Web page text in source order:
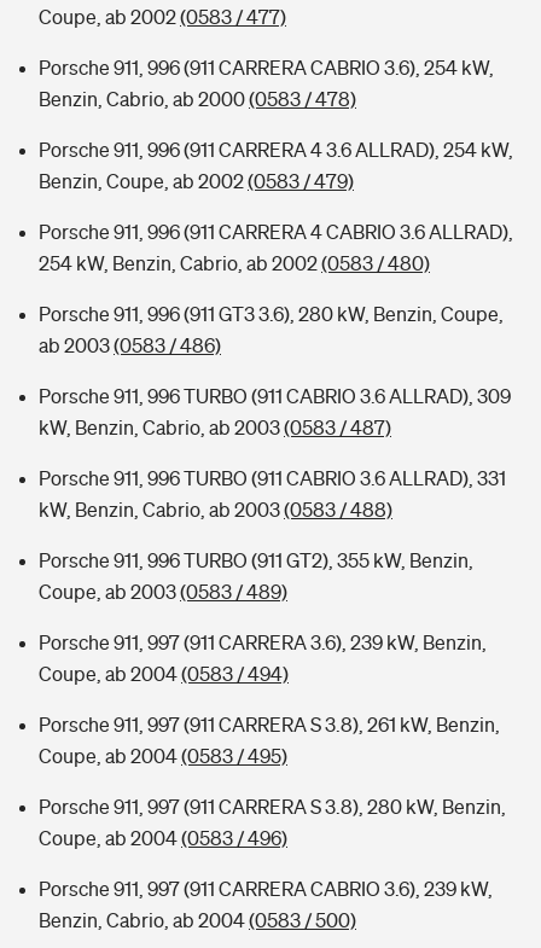
Coupe, ab 2002(0583 / 477)
Porsche 911, 996 (911 CARRERA CABRIO 3.6), 254 kW,
Benzin, Cabrio, ab 2000(0583 / 478)
Porsche 911, 996 (911 CARRERA 4 3.6 ALLRAD), 254 kW,
Benzin, Coupe, ab 2002(0583 / 479)
Porsche 911, 996 (911 CARRERA 4 CABRIO 3.6 ALLRAD),
254 kW, Benzin, Cabrio, ab 2002(0583 / 480)
Porsche 911, 996 (911 GT3 3.6), 280 kW, Benzin, Coupe,
ab 2003(0583 / 486)
Porsche 911, 996 TURBO (911 CABRIO 3.6 ALLRAD), 309
kW, Benzin, Cabrio, ab 2003(0583 / 487)
Porsche 911, 996 TURBO (911 CABRIO 3.6 ALLRAD), 331
kW, Benzin, Cabrio, ab 2003(0583 / 488)
Porsche 911, 996 TURBO (911 GT2), 355 kW, Benzin,
Coupe, ab 2003(0583 / 489)
Porsche 911, 997 (911 CARRERA 3.6), 239 kW, Benzin,
Coupe, ab 2004(0583 / 494)
Porsche 911, 997 (911 CARRERA S 3.8), 261 kW, Benzin,
Coupe, ab 2004(0583 / 495)
Porsche 911, 997 (911 CARRERA S 3.8), 280 kW, Benzin,
Coupe, ab 2004(0583 / 496)
Porsche 911, 997 (911 CARRERA CABRIO 3.6), 239 kW,
Benzin, Cabrio, ab 2004(0583 / 500)